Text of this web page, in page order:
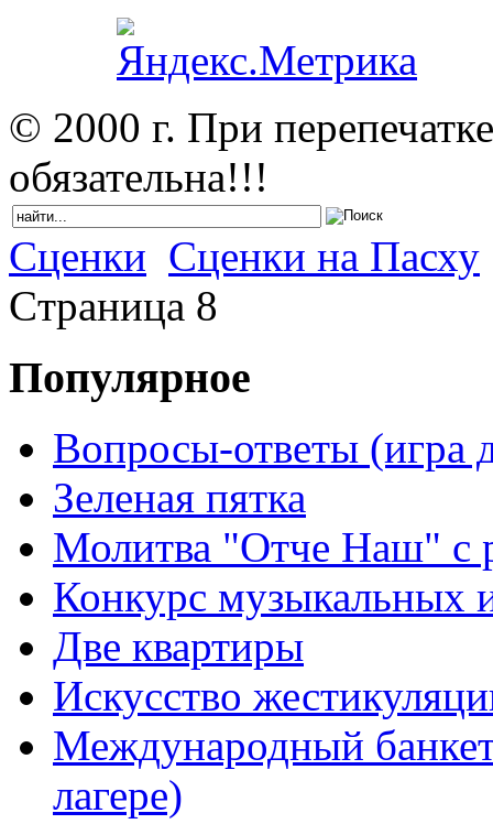
© 2000 г. При
обязательна!!!
Сценки Сценки на Пасху
Cтраница 8
Популярное
Вопросы-ответы (игра
Зеленая пятка
Молитва "Отче Наш" с
Конкурс музыкальных
Две квартиры
Искусство
Международный
лагере)